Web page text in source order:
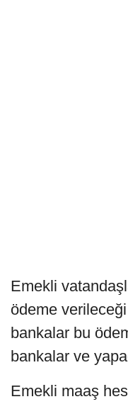
Emekli
ödeme
bankalar bu
bankalar ve
Emekli maaş